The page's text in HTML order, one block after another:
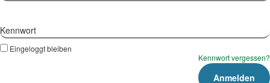
Kennwort
Eingeloggt bleiben
Kennwort vergessen?